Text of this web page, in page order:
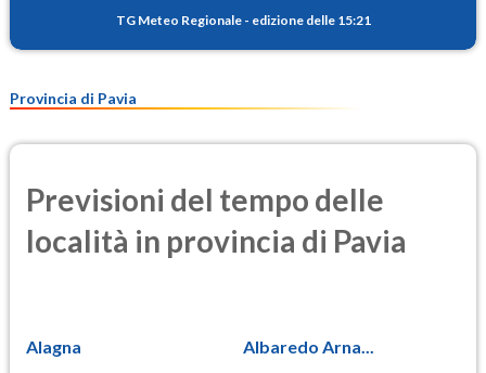
TG Meteo Regionale - edizione delle 15:21
Provincia di Pavia
Previsioni del tempo delle
località in provincia di Pavia
Alagna Albaredo Arna...